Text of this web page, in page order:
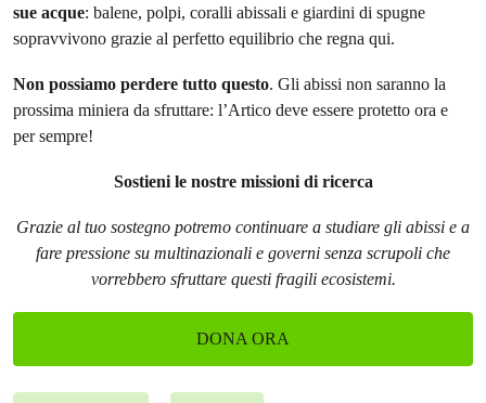
sue acque: balene, polpi, coralli abissali e giardini di spugne
sopravvivono grazie al perfetto equilibrio che regna qui.
Non possiamo perdere tutto questo. Gli abissi non saranno la
prossima miniera da sfruttare: l’Artico deve essere protetto ora e
per sempre!
Sostieni le nostre missioni di ricerca
Grazie al tuo sostegno potremo continuare a studiare gli abissi e a
fare pressione su multinazionali e governi senza scrupoli che
vorrebbero sfruttare questi fragili ecosistemi.
DONA ORA